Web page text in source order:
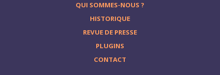
QUI SOMMES-NOUS ?
HISTORIQUE
REVUE DE PRESSE
PLUGINS
CONTACT